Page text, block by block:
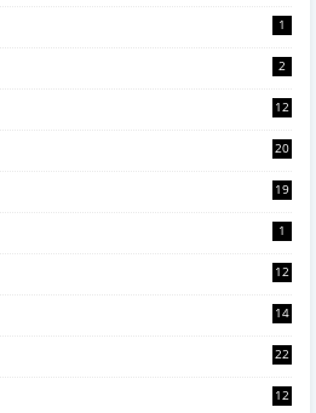
1
2
12
20
19
1
12
14
22
12